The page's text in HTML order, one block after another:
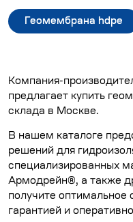
Геомембрана hdpe
Компания-
предлагает купить
склада в Москве.
В нашем каталоге
решений для
специализированных
Армодрейн®, а также
получите оптимальное
гарантией и